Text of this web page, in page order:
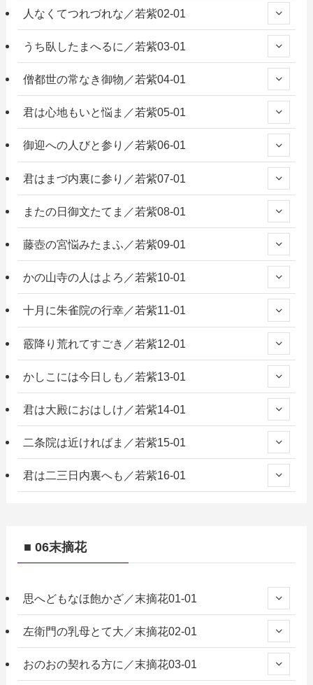
人なくてつれづれな／若紫02-01
うち臥したまへるに／若紫03-01
僧都世の常なき御物／若紫04-01
君は心地もいと悩ま／若紫05-01
御迎への人びと参り／若紫06-01
君はまづ内裏に参り／若紫07-01
またの日御文たてま／若紫08-01
藤壺の宮悩みたまふ／若紫09-01
かの山寺の人はよろ／若紫10-01
十月に朱雀院の行幸／若紫11-01
霰降り荒れてすごき／若紫12-01
かしこには今日しも／若紫13-01
君は大殿におはしけ／若紫14-01
二条院は近ければま／若紫15-01
君は二三日内裏へも／若紫16-01
■ 06末摘花
思へどもなほ飽かざ／末摘花01-01
左衛門の乳母とて大／末摘花02-01
おのおの契れる方に／末摘花03-01